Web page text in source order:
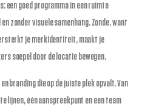
een goed programma in een ruimte
zonder visuele samenhang. Zonde, want
je merkidentiteit, maakt je
soepel door de locatie bewegen.
branding die op de juiste plek opvalt. Van
lijnen, één aanspreekpunt en een team